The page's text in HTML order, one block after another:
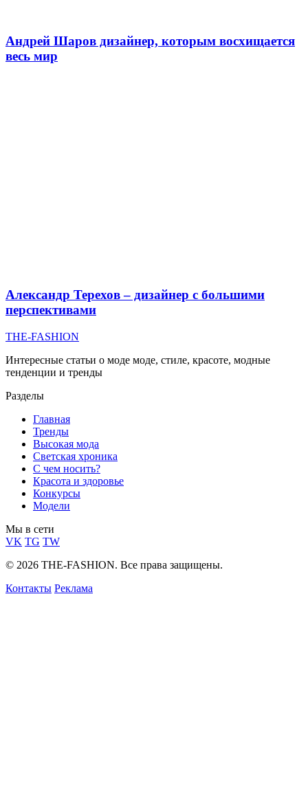
Андрей Шаров дизайнер, которым восхищается
весь мир
Александр Терехов – дизайнер с большими
перспективами
THE-FASHION
Интересные статьи о моде моде, стиле, красоте, модные
тенденции и тренды
Разделы
Главная
Тренды
Высокая мода
Светская хроника
С чем носить?
Красота и здоровье
Конкурсы
Модели
Мы в сети
VK TG TW
© 2026 THE-FASHION. Все права защищены.
Контакты Реклама